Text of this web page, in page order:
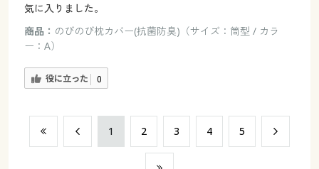
気に入りました。
商品： のびのび枕カバー(抗菌防臭)（サイズ：筒型 / カラ
ー：A）
役に立った 0
​1 ​2 ​3 ​4 ​5